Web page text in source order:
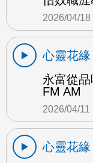
2026/04/18
心靈花緣
永富從
FM AM
2026/04/11
心靈花緣